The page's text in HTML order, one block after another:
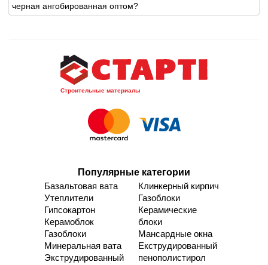
черная ангобированная оптом?
Строительные материалы
Популярные категории
Базальтовая вата
Утеплители
Гипсокартон
Керамоблок
Газоблоки
Минеральная вата
Экструдированный
Клинкерный кирпич
Газоблоки
Керамические
блоки
Мансардные окна
Екструдированный
пенополистирол